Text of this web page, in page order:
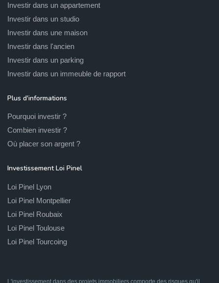
Investir dans un appartement
Investir dans un studio
Investir dans une maison
Investir dans l'ancien
Investir dans un parking
Investir dans un immeuble de rapport
Plus d'informations
Pourquoi investir ?
Combien investir ?
Où placer son argent ?
Investissement Loi Pinel
Loi Pinel Lyon
Loi Pinel Montpellier
Loi Pinel Roubaix
Loi Pinel Toulouse
Loi Pinel Tourcoing
L'investissement dans des projets immobiliers comporte des risques qu'il